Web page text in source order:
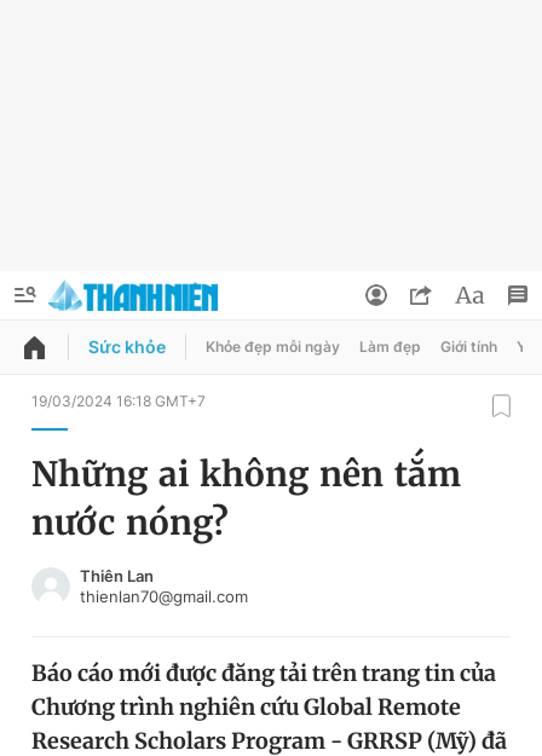
QUẢNG CÁO ĐẶT BÁO
Chuyên mục
Chuyên mục khác
Tin thị trường Tin 360
Đổi mật khẩu
Tin đã lưu
Tin đã xem
Đăng xuất
Sức khỏe Khỏe đẹp mỗi ngày Làm đẹp Giới tính Y
19/03/2024 16:18 GMT+7
Những ai không nên tắm
nước nóng?
Thiên Lan
thienlan70@gmail.com
Báo cáo mới được đăng tải trên trang tin của
Chương trình nghiên cứu Global Remote
Research Scholars Program - GRRSP (Mỹ) đã